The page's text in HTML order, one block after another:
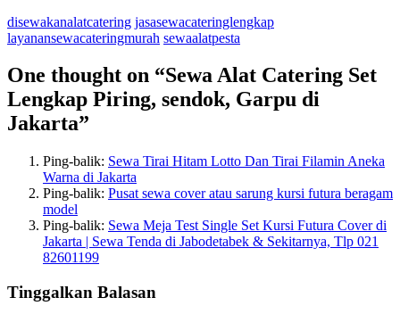
disewakanalatcatering jasasewacateringlengkap
layanansewacateringmurah sewaalatpesta
One thought on “Sewa Alat Catering Set
Lengkap Piring, sendok, Garpu di
Jakarta”
Ping-balik: Sewa Tirai Hitam Lotto Dan Tirai Filamin Aneka
Warna di Jakarta
Ping-balik: Pusat sewa cover atau sarung kursi futura beragam
model
Ping-balik: Sewa Meja Test Single Set Kursi Futura Cover di
Jakarta | Sewa Tenda di Jabodetabek & Sekitarnya, Tlp 021
82601199
Tinggalkan Balasan